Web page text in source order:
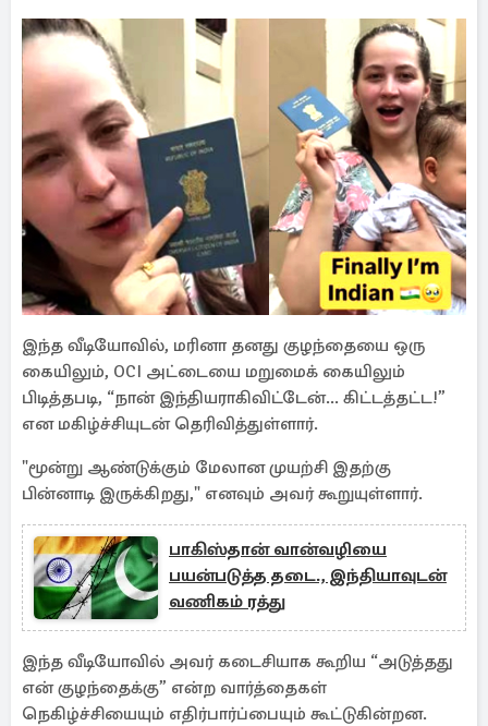
இந்த வீடியோவில், மரினா தனது குழந்தையை ஒரு
கையிலும், OCI அட்டையை மறுமைக் கையிலும்
பிடித்தபடி, “நான் இந்தியராகிவிட்டேன்... கிட்டத்தட்ட!”
என மகிழ்ச்சியுடன் தெரிவித்துள்ளார்.
"மூன்று ஆண்டுக்கும் மேலான முயற்சி இதற்கு
பின்னாடி இருக்கிறது," எனவும் அவர் கூறுயுள்ளார்.
பாகிஸ்தான் வான்வழியை
பயன்படுத்த தடை., இந்தியாவுடன்
வணிகம் ரத்து
இந்த வீடியோவில் அவர் கடைசியாக கூறிய “அடுத்தது
என் குழந்தைக்கு” என்ற வார்த்தைகள்
நெகிழ்ச்சியையும் எதிர்பார்ப்பையும் கூட்டுகின்றன.